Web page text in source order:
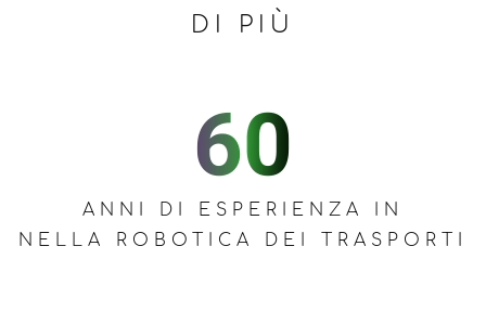
DI PIÙ
ANNI DI ESPERIENZA IN
NELLA ROBOTICA DEI TRASPORTI